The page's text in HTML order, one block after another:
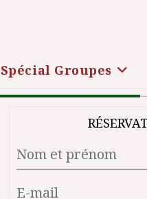
Spécial Groupes